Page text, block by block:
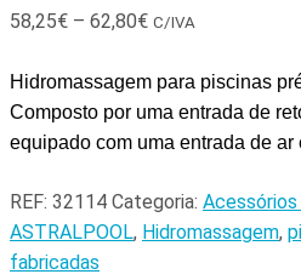
58,25€ – 62,80€ C/IVA
Hidromassagem para piscinas
Composto por uma entrada de
equipado com uma entrada de ar
REF: 32114 Categoria: Acessórios
ASTRALPOOL, Hidromassagem,
fabricadas